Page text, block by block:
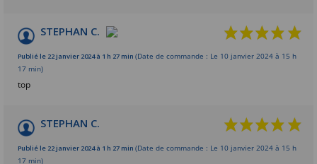
STEPHAN C.
Publié le 22 janvier 2024 à 1 h 27 min (Date de commande : Le 10 janvier 2024 à 15 h
17 min)
top
STEPHAN C.
Publié le 22 janvier 2024 à 1 h 27 min (Date de commande : Le 10 janvier 2024 à 15 h
17 min)